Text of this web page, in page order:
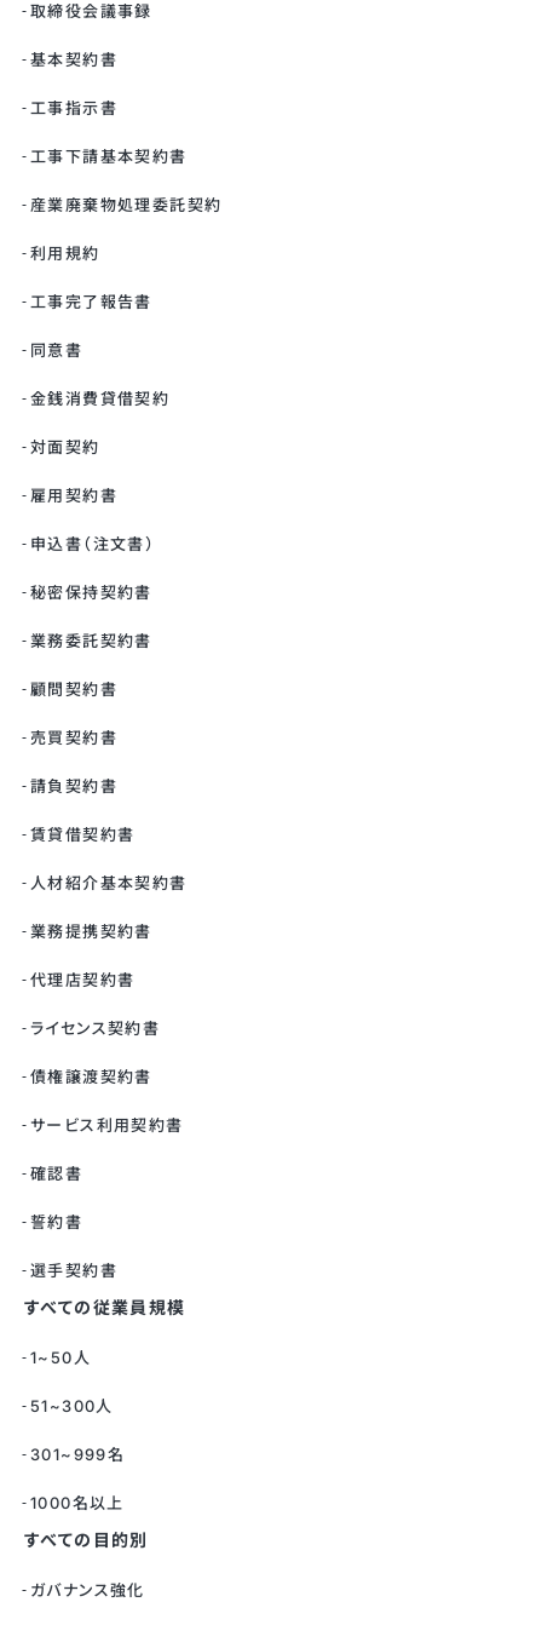
取締役会議事録
基本契約書
工事指示書
工事下請基本契約書
産業廃棄物処理委託契約
利用規約
工事完了報告書
同意書
金銭消費貸借契約
対面契約
雇用契約書
申込書（注文書）
秘密保持契約書
業務委託契約書
顧問契約書
売買契約書
請負契約書
賃貸借契約書
人材紹介基本契約書
業務提携契約書
代理店契約書
ライセンス契約書
債権譲渡契約書
サービス利用契約書
確認書
誓約書
選手契約書
すべての従業員規模
1~50人
51~300人
301~999名
1000名以上
すべての目的別
ガバナンス強化